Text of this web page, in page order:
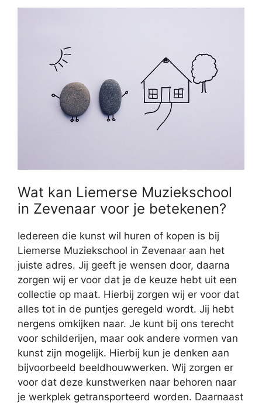
Wat kan Liemerse Muziekschool
in Zevenaar voor je betekenen?
Iedereen die kunst wil huren of kopen is bij
Liemerse Muziekschool in Zevenaar aan het
juiste adres. Jij geeft je wensen door, daarna
zorgen wij er voor dat je de keuze hebt uit een
collectie op maat. Hierbij zorgen wij er voor dat
alles tot in de puntjes geregeld wordt. Jij hebt
nergens omkijken naar. Je kunt bij ons terecht
voor schilderijen, maar ook andere vormen van
kunst zijn mogelijk. Hierbij kun je denken aan
bijvoorbeeld beeldhouwwerken. Wij zorgen er
voor dat deze kunstwerken naar behoren naar
je werkplek getransporteerd worden. Daarnaast